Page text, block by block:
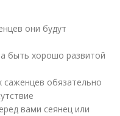
они будут
быть хорошо развитой
саженцев обязательно
вами сеянец или